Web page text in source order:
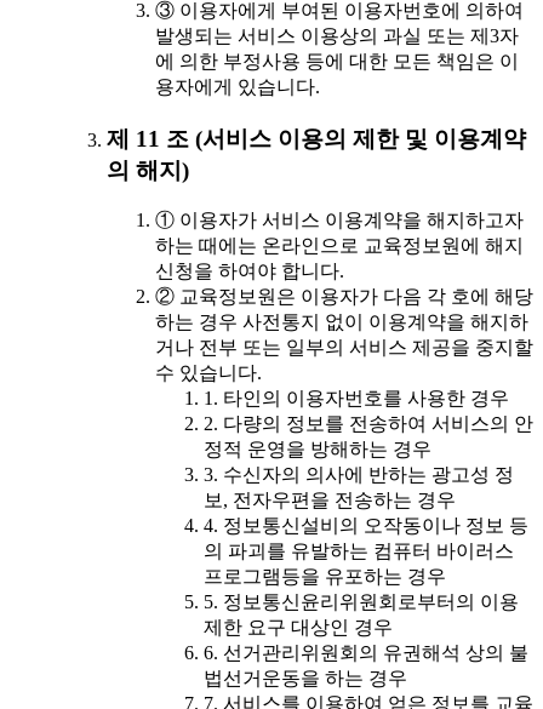
③ 이용자에게 부여된 이용자번호에 의하여
발생되는 서비스 이용상의 과실 또는 제3자
에 의한 부정사용 등에 대한 모든 책임은 이
용자에게 있습니다.
제 11 조 (서비스 이용의 제한 및 이용계약
의 해지)
① 이용자가 서비스 이용계약을 해지하고자
하는 때에는 온라인으로 교육정보원에 해지
신청을 하여야 합니다.
② 교육정보원은 이용자가 다음 각 호에 해당
하는 경우 사전통지 없이 이용계약을 해지하
거나 전부 또는 일부의 서비스 제공을 중지할
수 있습니다.
1. 타인의 이용자번호를 사용한 경우
2. 다량의 정보를 전송하여 서비스의 안
정적 운영을 방해하는 경우
3. 수신자의 의사에 반하는 광고성 정
보, 전자우편을 전송하는 경우
4. 정보통신설비의 오작동이나 정보 등
의 파괴를 유발하는 컴퓨터 바이러스
프로그램등을 유포하는 경우
5. 정보통신윤리위원회로부터의 이용
제한 요구 대상인 경우
6. 선거관리위원회의 유권해석 상의 불
법선거운동을 하는 경우
7. 서비스를 이용하여 얻은 정보를 교육